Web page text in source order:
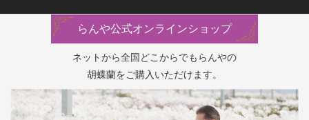
らんや公式オンラインショップ
ネットから全国どこからでもらんやの
胡蝶蘭をご購入いただけます。